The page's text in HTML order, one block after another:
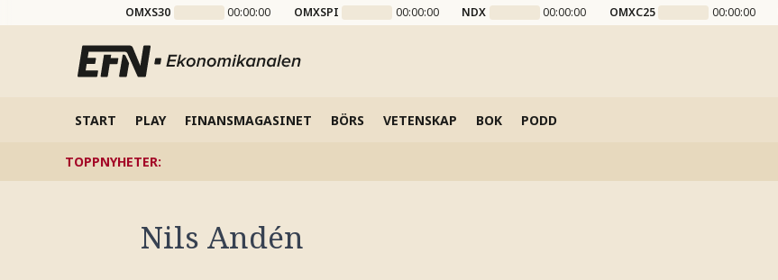
OMXS30 00:00:00 OMXSPI 00:00:00 NDX 00:00:00 OMXC25 00:00:00
START PLAY FINANSMAGASINET BÖRS VETENSKAP BOK PODD
TOPPNYHETER:
Nils Andén